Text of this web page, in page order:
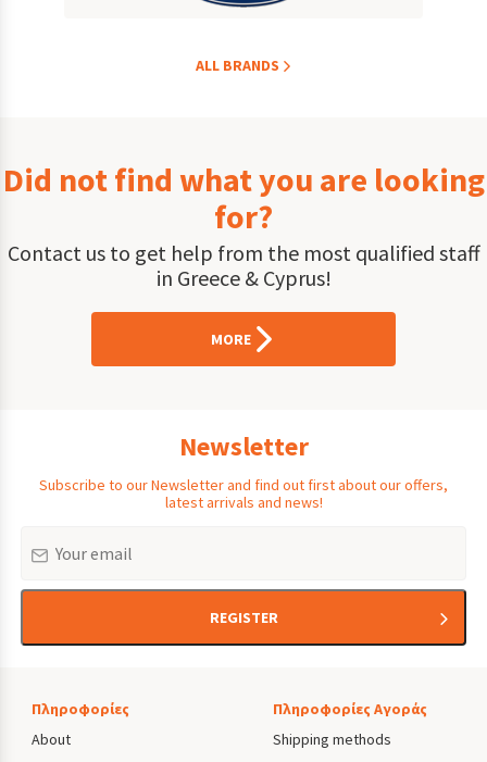
ALL BRANDS
Did not find what you are looking
for?
Contact us to get help from the most qualified staff
in Greece & Cyprus!
MORE
Newsletter
Subscribe to our Newsletter and find out first about our offers,
latest arrivals and news!
REGISTER
Πληροφορίες
About
Πληροφορίες Αγοράς
Shipping methods